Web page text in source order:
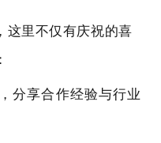
，这里不仅有庆祝的喜
分享合作经验与行业